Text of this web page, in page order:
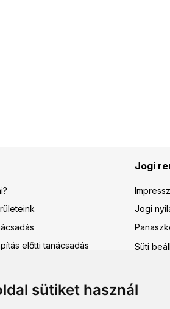
sütiket használ
előtti tanácsadás
mi
Jogi
Jogi
Süti